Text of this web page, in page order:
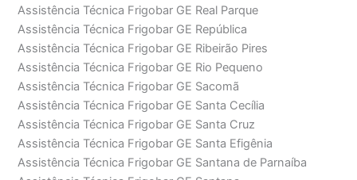
Assistência Técnica Frigobar GE Real Parque
Assistência Técnica Frigobar GE República
Assistência Técnica Frigobar GE Ribeirão Pires
Assistência Técnica Frigobar GE Rio Pequeno
Assistência Técnica Frigobar GE Sacomã
Assistência Técnica Frigobar GE Santa Cecília
Assistência Técnica Frigobar GE Santa Cruz
Assistência Técnica Frigobar GE Santa Efigênia
Assistência Técnica Frigobar GE Santana de Parnaíba